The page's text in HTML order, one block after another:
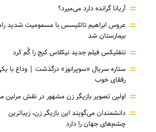
= آریانا گرانده دارد می‌میرد؟
= عروس ابراهیم تاتلیسس با مسمومیت شدید
بیمارستان شد
= نتفلیکس فیلم جدید نیکلاس کیج را گُم کرد
= ستاره سریال «سوپرانوز» درگذشت | وداع با
رفقای خوب
= اولین تصویر بازیگر زن مشهور در نقش مرلین
= دانشمندان می‌گویند این بازیگر زن، زیباترین
چشم‌های جهان را دارد